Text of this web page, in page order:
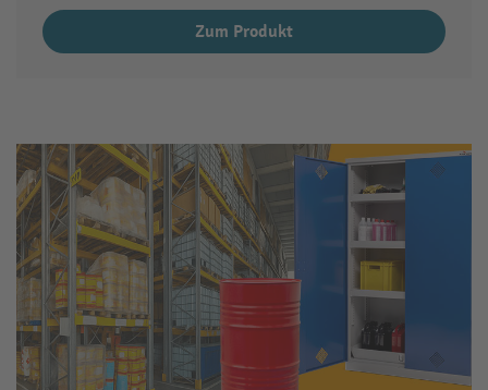
Zum Produkt